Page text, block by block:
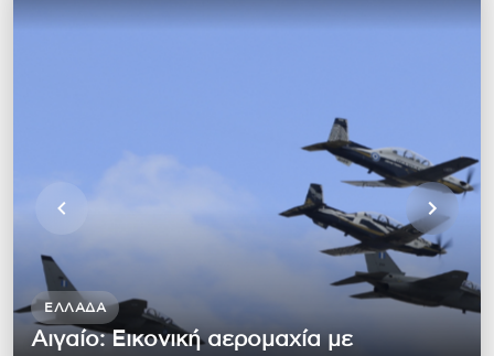
ΕΛΛΆΔΑ
Αιγαίο: Εικονική αερομαχία με